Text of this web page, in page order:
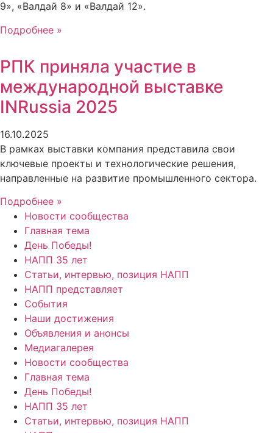
9», «Валдай 8» и «Валдай 12».
Подробнее »
РПК приняла участие в
международной выставке
INRussia 2025
16.10.2025
В рамках выставки компания представила свои
ключевые проекты и технологические решения,
направленные на развитие промышленного сектора.
Подробнее »
Новости сообщества
Главная тема
День Победы!
НАПП 35 лет
Статьи, интервью, позиция НАПП
НАПП представляет
События
Наши достижения
Объявления и анонсы
Медиагалерея
Новости сообщества
Главная тема
День Победы!
НАПП 35 лет
Статьи, интервью, позиция НАПП